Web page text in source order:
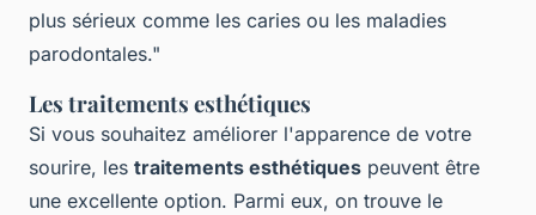
plus sérieux comme les caries ou les maladies
parodontales."
Les traitements esthétiques
Si vous souhaitez améliorer l'apparence de votre
sourire, les traitements esthétiques peuvent être
une excellente option. Parmi eux, on trouve le